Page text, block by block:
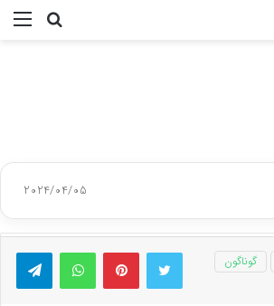
جستجو
2024/04/05
توییتر پینتریستواتس آپ
گوناگون